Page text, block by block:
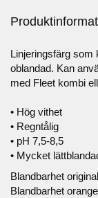
Linjeringsfärg som
oblandad. Kan
med Fleet kombi
• Hög vithet
• Regntålig
• pH 7,5-8,5
• Mycket
Blandbarhet
Blandbarhet